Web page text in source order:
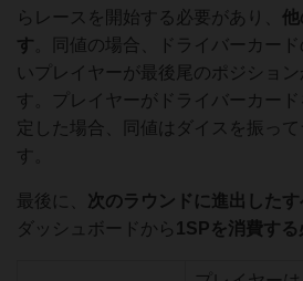
らレースを開始する必要があり、
す 。同値の場合、ドライバーカード
いプレイヤーが最後尾のポジショ
す。プレイヤーがドライバーカー
定した場合、同値はダイスを振っ
す。
最後に、 次のラウンドに進出 した
ダッシュボードから 1 SPを消費する